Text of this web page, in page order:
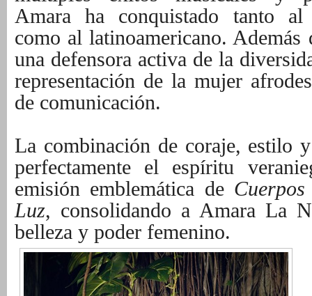
Amara ha conquistado tanto al
como al latinoamericano. Además
una defensora activa de la
representación de la mujer
de comunicación.
La combinación de coraje, estilo
perfectamente el espíritu
emisión emblemática de
Luz, consolidando a Amara La
belleza y poder femenino.